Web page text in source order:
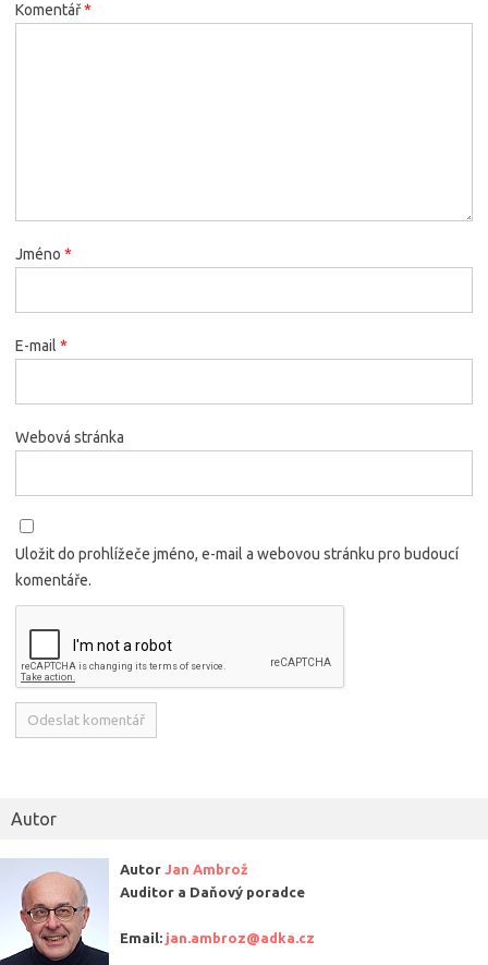
Komentář*
Jméno *
E-mail *
Webová stránka
Uložit do prohlížeče jméno, e-mail a webovou stránku pro budoucí
komentáře.
Autor
Autor Jan Ambrož
Auditor a Daňový poradce
Email: jan.ambroz@adka.cz